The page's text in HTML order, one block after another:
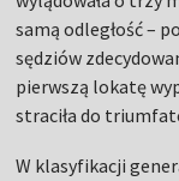
samą odległość –
sędziów
pierwszą lokatę
straciła do
W klasyfikacji